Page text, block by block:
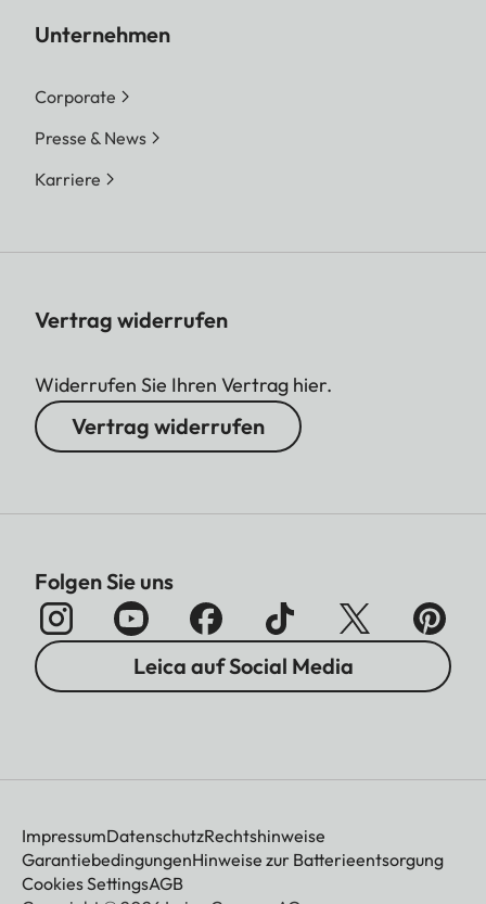
Unternehmen
Corporate
Presse & News
Karriere
Vertrag widerrufen
Widerrufen Sie Ihren Vertrag hier.
Vertrag widerrufen
Folgen Sie uns
Leica auf Social Media
ImpressumDatenschutzRechtshinweise
GarantiebedingungenHinweise zur Batterieentsorgung
Cookies SettingsAGB